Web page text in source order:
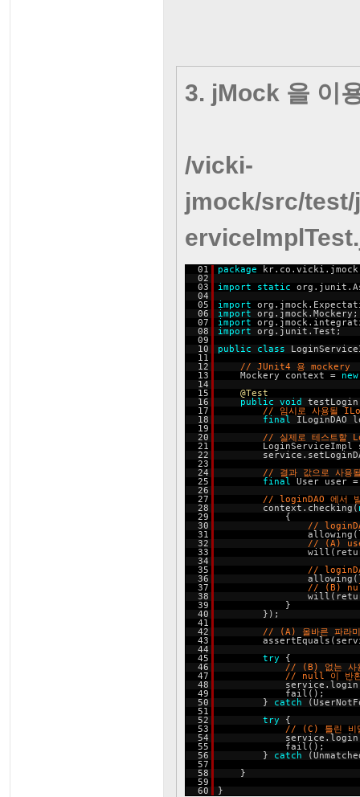
3. jMock 을 이
/vicki-
jmock/src/
01 package
02
03
import static
04
05
import
06
import
org.jmock.Mockery;
07
import
08
import
org.junit.Test;
09
10
public class
11
12
// JUnit4 용 mockery
13
Mockery context = new
14
15
@Test
16
public void
17
// 임시로 사용될
18
final
ILoginDAO
19
20
// 실제로 테스트할
21
22
23
24
// 결과 값으로 사용
25
final
User user
26
27
// loginDAO 에서 발
28
context.checking(
29
{
30
//
31
32
// (A)
33
34
35
//
36
37
// (B)
38
39
}
40
});
41
42
// (A) 올바른 파라미
43
44
45
try
{
46
// (B) 없는 사용
47
// null 이 반환
48
49
fail();
50
} catch
51
52
try
{
53
// (C) 틀린 비밀
54
55
fail();
56
} catch
57
58
}
59
60
}